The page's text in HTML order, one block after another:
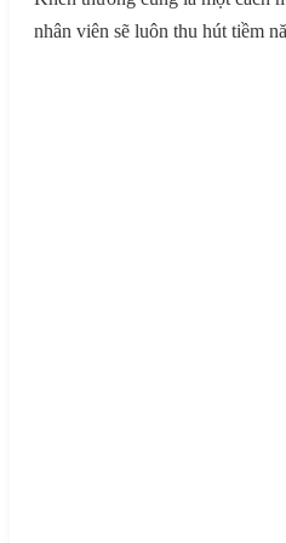
nhân viên sẽ luôn thu hút tiềm